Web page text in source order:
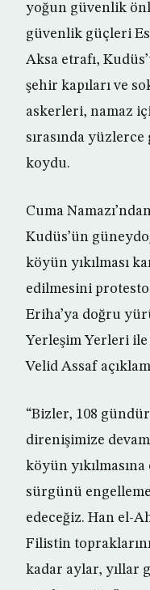
yoğun güvenlik
güvenlik güçleri
Aksa etrafı,
şehir kapıları ve
askerleri, namaz
sırasında
koydu.
Cuma
Kudüs’ün
köyün yıkılması
edilmesini
Eriha’ya doğru
Yerleşim Yerleri ile
Velid Assaf
“Bizler, 108
direnişimize
köyün yıkılmasına
sürgünü
edeceğiz. Han el-
Filistin
kadar aylar, yıllar